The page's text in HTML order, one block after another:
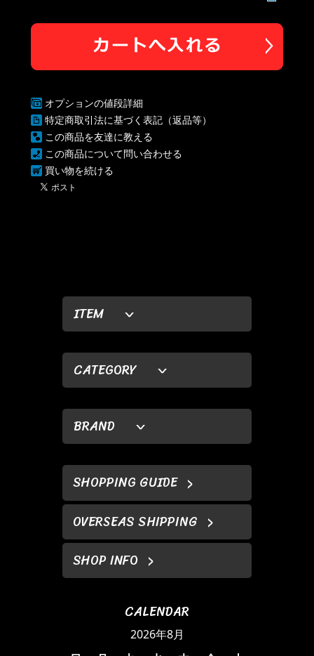
ITEM
CATEGORY
BRAND
SHOPPING GUIDE
OVERSEAS SHIPPING
SHOP INFO
CALENDAR
2026年8月
オプションの値段詳細
特定商取引法に基づく表記（返品等）
この商品を友達に教える
この商品について問い合わせる
買い物を続ける